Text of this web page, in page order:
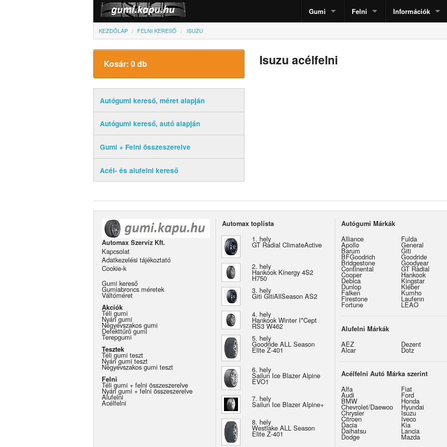
Gumi Felni Információk
KEZDŐLAP FELNI KERESŐ ISUZU
Kosár: 0 db
Autógumi kereső, méret alapján
Autógumi kereső, autó alapján
Gumi + Felni összeszerelve
Acél- és alufelni kereső
Isuzu acélfelni
Automax Szerviz Kft.
Kapcsolat
Adatkezelési tájékoztató
Cookie-k
Gumi kereső
Gumiabroncs méretek
Váltóméret
Akciók
Téli gumi
Nyári gumi
Négyévszakos gumi
Defekttűrő gumi
Terepgumi
Tesztek
Téli gumi teszt
Nyári gumi teszt
Négyévszakos gumi teszt
Felni
Téli gumi + felni összeszerelve
Nyári gumi + felni összeszerelve
Alufelni
Acélfelni
Automax toplista
1. hely
GT Radial ClimateActive
2. hely
Hankook Kinergy 4S2
H750
3. hely
Giti GitiAllSeason AS2
4. hely
Hankook Winter I*Cept
RS3 W462
5. hely
Goodride ALL Season
Elite Z-401
6. hely
Sailun Ice Blazer Alpine
EVO1
7. hely
Sailun Ice Blazer Alpine+
8. hely
Westlake ALL Season
Elite Z-401
Autógumi Márkák
Alliance
Apollo
Barum
BFGoodrich
Bridgestone
Continental
Cooper
Debica
Dunlop
Falken
Firestone
Fortune
Fulda
General
Giti
Goodride
Goodyear
GT Radial
Hankook
Kingstar
Kléber
Kumho
Laufenn
LEAO
Alufelni Márkák
AEZ
Alcar
Dezent
Dotz
Acélfelni Autó Márka szerint
Alfa
Audi
BMW
Chevrolet/Daewoo
Chrysler
Citroen
Dacia
Daihatsu
Dodge
Fiat
Ford
Honda
Hyundai
Isuzu
Iveco
Kia
Lancia
Mazda